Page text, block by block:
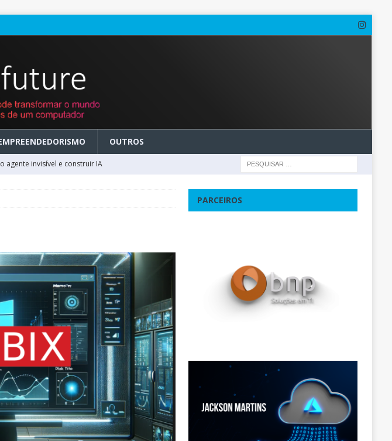
OUTROS
agente invisível e construir IA
IA em dívida
de voz em tempo
intenção é melhor do
abandonar arquitetura
PARCEIROS